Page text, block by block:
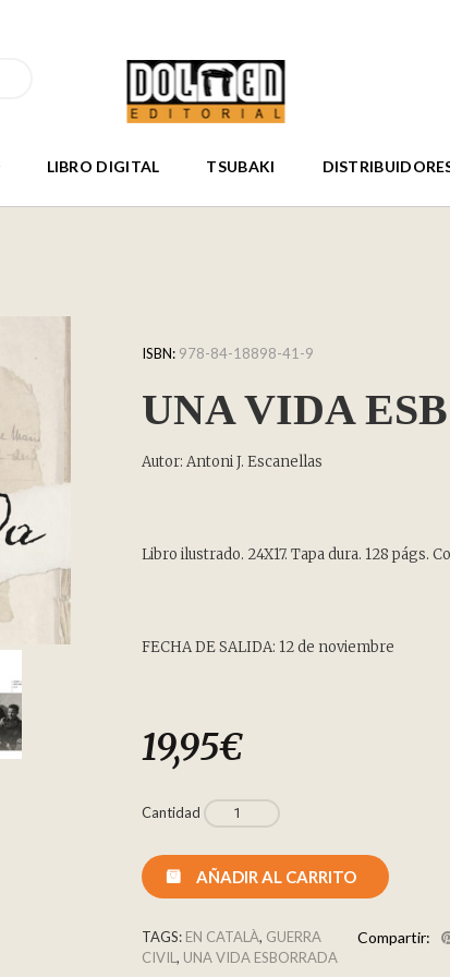
LIBRO DIGITAL TSUBAKI
ISBN: 978-84-18898-41-9
UNA VIDA
Autor: Antoni J. Escanellas
Libro ilustrado. 24X17. Tapa dura. 128 págs.
FECHA DE SALIDA: 12 de noviembre
19,95€
Cantidad
AÑADIR AL CARRITO
TAGS: EN CATALÀ, GUERRA
CIVIL , UNA VIDA ESBORRADA
Compartir: